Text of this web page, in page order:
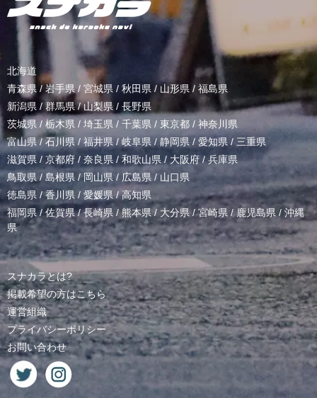
北海道
青森県 / 岩手県/ 宮城県 / 秋田県 / 山形県/ 福島県
新潟県 /群馬県/山梨県 / 長野県
茨城県 / 栃木県 / 埼玉県 / 千葉県 / 東京都 / 神奈川県
富山県 /石川県/福井県/岐阜県 / 静岡県 / 愛知県 / 三重県
滋賀県 / 京都府 / 奈良県 / 和歌山県/ 大阪府 /兵庫県
鳥取県/ 島根県 /岡山県/ 広島県 / 山口県
徳島県 /香川県 / 愛媛県/高知県
福岡県/佐賀県/長崎県 /熊本県/ 大分県/宮崎県 /鹿児島県 / 沖縄
県
スナカラとは?
掲載希望の方はこちら
運営組織
プライバシーポリシー
お問い合わせ